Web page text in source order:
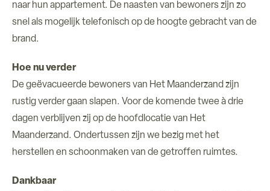
naar hun appartement. De naasten van bewoners zijn zo
snel als mogelijk telefonisch op de hoogte gebracht van de
brand.
Hoe nu verder
De geëvacueerde bewoners van Het Maanderzand zijn
rustig verder gaan slapen. Voor de komende twee à drie
dagen verblijven zij op de hoofdlocatie van Het
Maanderzand. Ondertussen zijn we bezig met het
herstellen en schoonmaken van de getroffen ruimtes.
Dankbaar